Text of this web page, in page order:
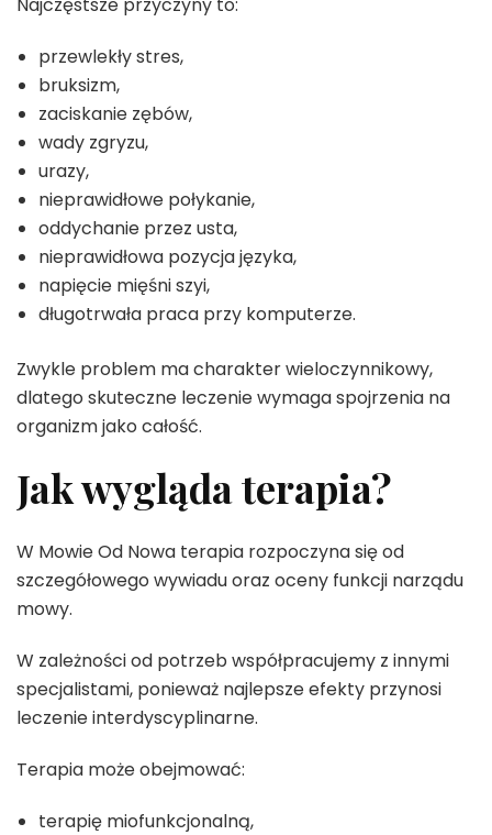
przewlekły stres,
bruksizm,
zaciskanie zębów,
wady zgryzu,
urazy,
nieprawidłowe połykanie,
oddychanie przez usta,
nieprawidłowa pozycja języka,
napięcie mięśni szyi,
długotrwała praca przy komputerze.
Zwykle problem ma charakter wieloczynnikowy,
dlatego skuteczne leczenie wymaga spojrzenia na
organizm jako całość.
Jak wygląda terapia?
W Mowie Od Nowa terapia rozpoczyna się od
szczegółowego wywiadu oraz oceny funkcji narządu
mowy.
W zależności od potrzeb współpracujemy z innymi
specjalistami, ponieważ najlepsze efekty przynosi
leczenie interdyscyplinarne.
Terapia może obejmować:
terapię miofunkcjonalną,